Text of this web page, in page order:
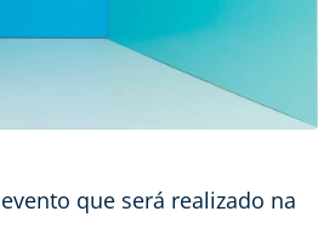
que será realizado na